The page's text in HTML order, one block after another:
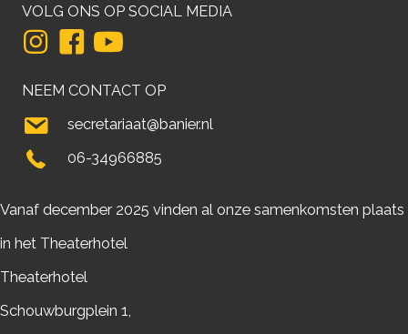
VOLG ONS OP SOCIAL MEDIA
NEEM CONTACT OP
secretariaat@banier.nl
06-34966885
Vanaf december 2025 vinden al onze samenkomsten plaats
in het Theaterhotel
Theaterhotel
Schouwburgplein 1,